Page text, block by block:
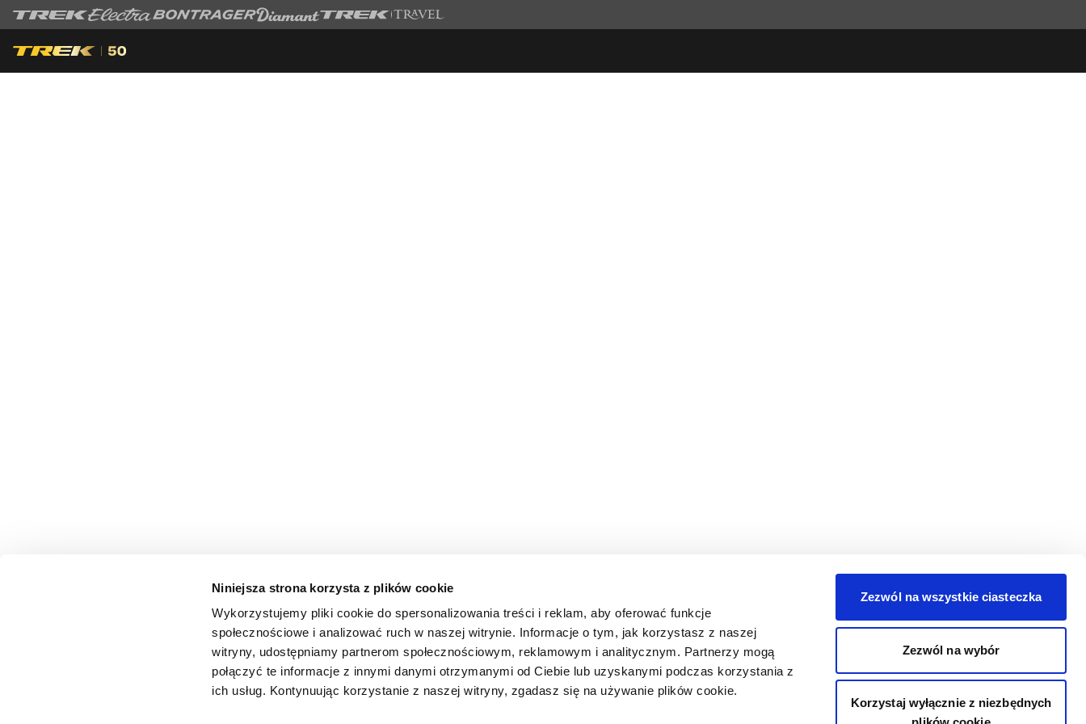
Niniejsza strona korzysta z plików cookie
Wykorzystujemy pliki cookie do spersonalizowania treści i reklam, aby oferować funkcje
społecznościowe i analizować ruch w naszej witrynie. Informacje o tym, jak korzystasz z naszej
witryny, udostępniamy partnerom społecznościowym, reklamowym i analitycznym. Partnerzy mogą
połączyć te informacje z innymi danymi otrzymanymi od Ciebie lub uzyskanymi podczas korzystania z
ich usług. Kontynuując korzystanie z naszej witryny, zgadasz się na używanie plików cookie.
Zezwól na wszystkie ciasteczka
Zezwól na wybór
Korzystaj wyłącznie z niezbędnych